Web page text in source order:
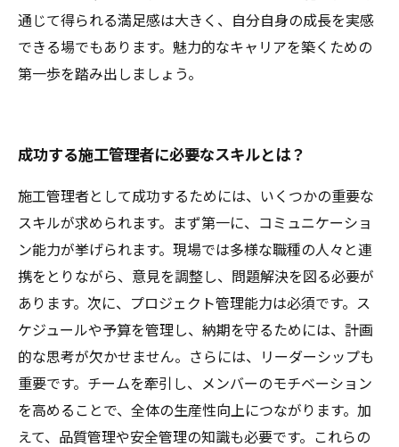
通じて得られる満足感は大きく、自分自身の成長を実感
できる場でもあります。魅力的なキャリアを築くための
第一歩を踏み出しましょう。
成功する施工管理者に必要なスキルとは？
施工管理者として成功するためには、いくつかの重要な
スキルが求められます。まず第一に、コミュニケーショ
ン能力が挙げられます。現場では多様な職種の人々と連
携をとりながら、意見を調整し、問題解決を図る必要が
あります。次に、プロジェクト管理能力は必須です。ス
ケジュールや予算を管理し、納期を守るためには、計画
的な思考が欠かせません。さらには、リーダーシップも
重要です。チームを牽引し、メンバーのモチベーション
を高めることで、全体の生産性向上につながります。加
えて、品質管理や安全管理の知識も必要です。これらの